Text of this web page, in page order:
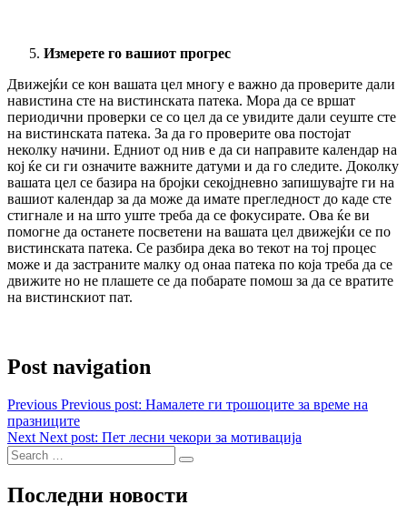
Измерете го вашиот прогрес
Движејќи се кон вашата цел многу е важно да проверите дали
навистина сте на вистинската патека. Мора да се вршат
периодични проверки се со цел да се увидите дали сеуште сте
на вистинската патека. За да го проверите ова постојат
неколку начини. Едниот од нив е да си направите календар на
кој ќе си ги означите важните датуми и да го следите. Доколку
вашата цел се базира на бројки секојдневно запишувајте ги на
вашиот календар за да може да имате прегледност до каде сте
стигнале и на што уште треба да се фокусирате. Ова ќе ви
помогне да останете посветени на вашата цел движејќи се по
вистинската патека. Се разбира дека во текот на тој процес
може и да застраните малку од онаа патека по која треба да се
движите но не плашете се да побарате помош за да се вратите
на вистинскиот пат.
Post navigation
Previous Previous post: Намалете ги трошоците за време на
празниците
Next Next post: Пет лесни чекори за мотивација
Последни новости